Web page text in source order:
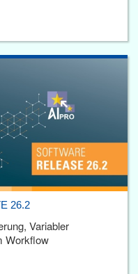
26.2
Variabler
Workflow